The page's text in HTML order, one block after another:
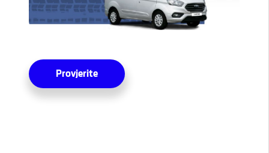
Provjerite